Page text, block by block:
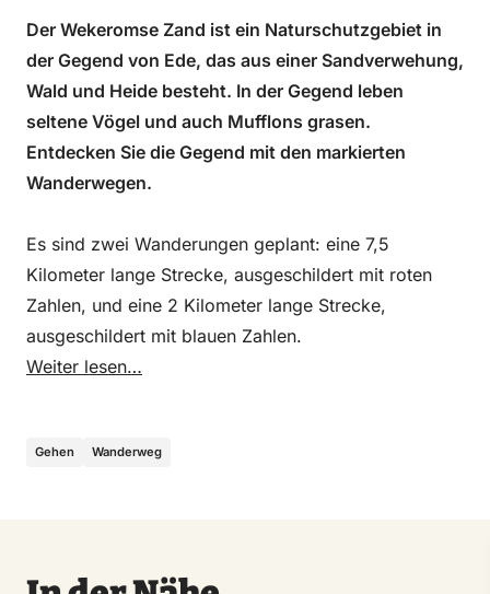
Der Wekeromse Zand ist ein Naturschutzgebiet in
der Gegend von Ede, das aus einer Sandverwehung,
Wald und Heide besteht. In der Gegend leben
seltene Vögel und auch Mufflons grasen.
Entdecken Sie die Gegend mit den markierten
Wanderwegen.
Es sind zwei Wanderungen geplant: eine 7,5
Kilometer lange Strecke, ausgeschildert mit roten
Zahlen, und eine 2 Kilometer lange Strecke,
ausgeschildert mit blauen Zahlen.
Weiter lesen…
Gehen Wanderweg